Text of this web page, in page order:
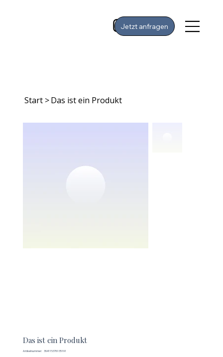
Jetzt anfragen
Start >Das ist ein Produkt
Das ist ein Produkt
Artikelnummer: Artikelnummer:
364115376135191